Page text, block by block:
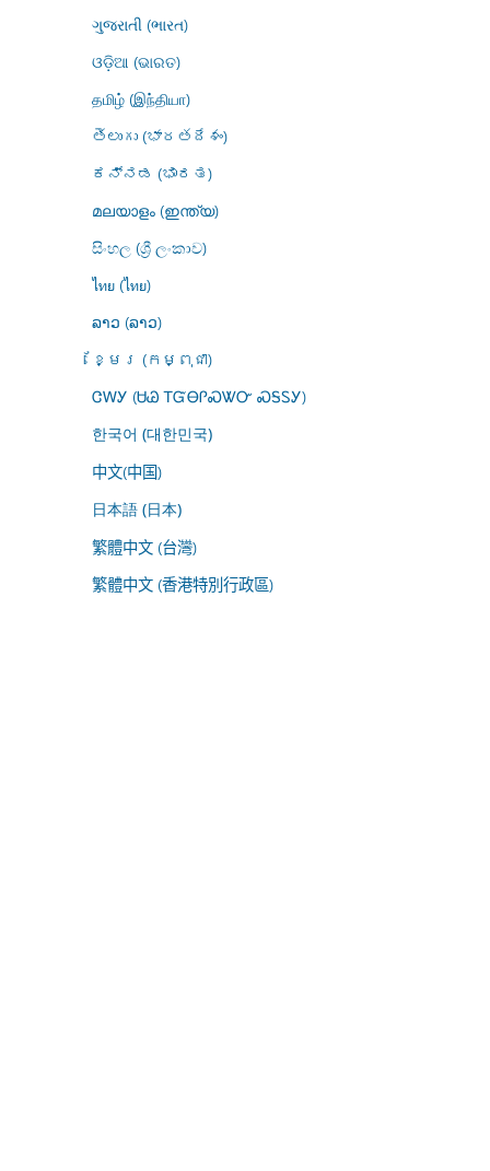
ગુજરાતી (ભારત)
ଓଡ଼ିଆ (ଭାରତ)
தமிழ் (இந்தியா)
తెలుగు (భారతదేశం)
ಕನ್ನಡ (ಭಾರತ)
മലയാളം (ഇന്ത്യ)
සිංහල (ශ්‍රී ලංකාව)
ไทย (ไทย)
ລາວ (ລາວ)
ខ្មែរ (កម្ពុជា)
ᏣᎳᎩ (ᏌᏊ ᎢᏳᎾᎵᏍᏔᏅ ᏍᎦᏚᎩ)
한국어 (대한민국)
中文(中国)
日本語 (日本)
繁體中文 (台灣)
繁體中文 (香港特別行政區)